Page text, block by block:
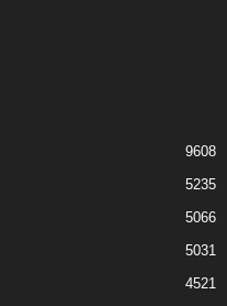
9608
5235
5066
5031
4521